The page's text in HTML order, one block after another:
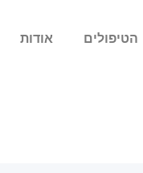
הטיפולים אודות